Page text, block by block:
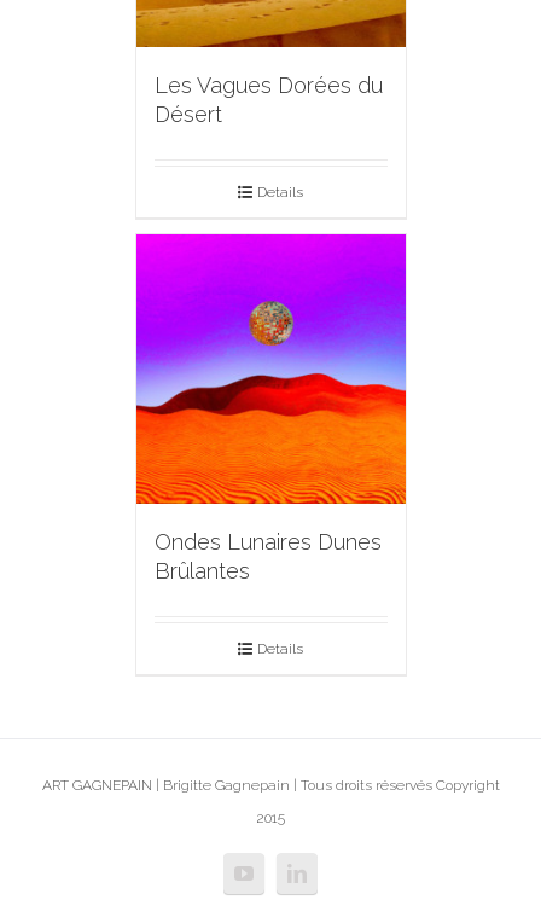
Les Vagues Dorées du
Désert
Details
Ondes Lunaires Dunes
Brûlantes
Details
ART GAGNEPAIN | Brigitte Gagnepain | Tous droits réservés Copyright
2015